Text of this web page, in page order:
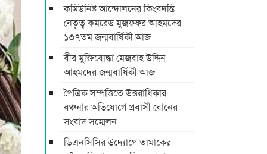
কমিউনিষ্ট আন্দোলনের কিংবদন্তি
নেতৃত্ব কমরেড মুজফ্ফর আহমদের
১৩৭তম জন্মবার্ষিকী আজ
বীর মুক্তিযোদ্ধা মেজবাহ উদ্দিন
আহমদের জন্মবার্ষিকী আজ
পৈত্রিক সম্পত্তিতে উত্তরাধিকার
বঞ্চনার অভিযোগে প্রবাসী বোনের
সংবাদ সম্মেলন
ডিএনসিসির উদ্যোগে তামাকের